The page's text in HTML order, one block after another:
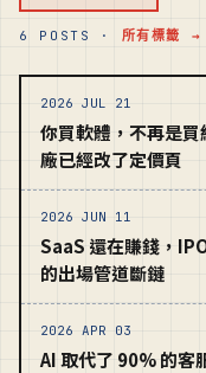
6 POSTS · 所有標籤 →
2026 JUL 21
你買軟體，不再是
廠已經改了定價頁
2026 JUN 11
SaaS 還在賺錢，
的出場管道斷鏈
2026 APR 03
AI 取代了 90% 的